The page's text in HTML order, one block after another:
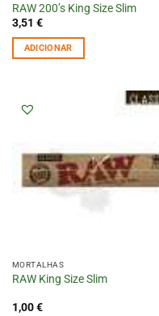
RAW 200’s King Size Slim
3,51 €
ADICIONAR
MORTALHAS
RAW King Size Slim
1,00€